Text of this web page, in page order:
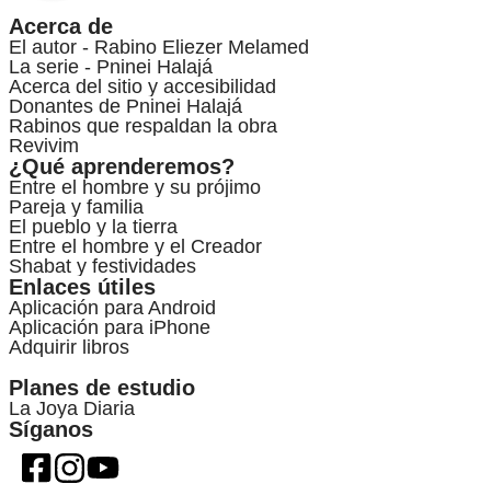
Acerca de
El autor - Rabino Eliezer Melamed
La serie - Pninei Halajá
Acerca del sitio y accesibilidad
Donantes de Pninei Halajá
Rabinos que respaldan la obra
Revivim
¿Qué aprenderemos?
Entre el hombre y su prójimo
Pareja y familia
El pueblo y la tierra
Entre el hombre y el Creador
Shabat y festividades
Enlaces útiles
Aplicación para Android
Aplicación para iPhone
Adquirir libros
Planes de estudio
La Joya Diaria
Síganos